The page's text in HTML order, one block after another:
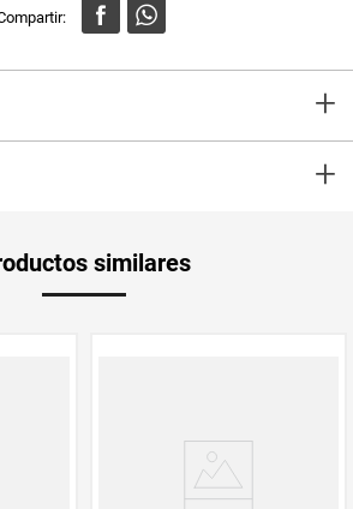
+
y recibelo en tu casa en minutos.
+
similares